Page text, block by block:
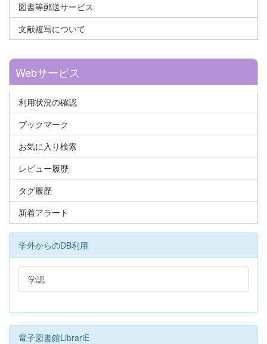
図書等郵送サービス
文献複写について
Webサービス
利用状況の確認
ブックマーク
お気に入り検索
レビュー履歴
タグ履歴
新着アラート
学外からのDB利用
学認
電子図書館LibrariE